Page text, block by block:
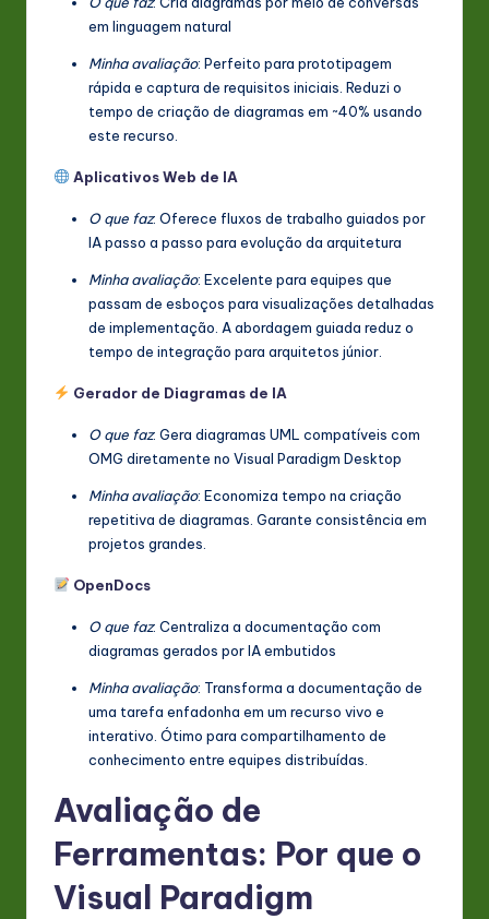
em linguagem natural
Minha avaliação: Perfeito para prototipagem
rápida e captura de requisitos iniciais. Reduzi o
tempo de criação de diagramas em ~40% usando
este recurso.
Aplicativos Web de IA
O que faz: Oferece fluxos de trabalho guiados por
IA passo a passo para evolução da arquitetura
Minha avaliação: Excelente para equipes que
passam de esboços para visualizações detalhadas
de implementação. A abordagem guiada reduz o
tempo de integração para arquitetos júnior.
Gerador de Diagramas de IA
O que faz: Gera diagramas UML compatíveis com
OMG diretamente no Visual Paradigm Desktop
Minha avaliação: Economiza tempo na criação
repetitiva de diagramas. Garante consistência em
projetos grandes.
OpenDocs
O que faz: Centraliza a documentação com
diagramas gerados por IA embutidos
Minha avaliação: Transforma a documentação de
uma tarefa enfadonha em um recurso vivo e
interativo. Ótimo para compartilhamento de
conhecimento entre equipes distribuídas.
Avaliação de
Ferramentas: Por que o
Visual Paradigm